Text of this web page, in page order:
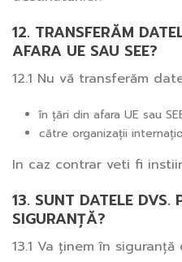
12. TRANSFERĂM
AFARA UE SAU SEE?
12.1 Nu vă transferăm
în țări din afara UE sau
către organizații
In caz contrar veti fi
13. SUNT DATELE DVS.
SIGURANȚĂ?
13.1 Va ținem în